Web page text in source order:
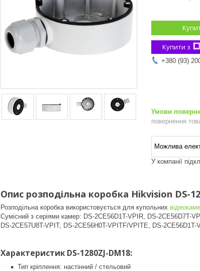
Купити з
+380 (93)
повернення
У компанії
Опис розподільна коробка Hikvision DS-
Розподільна коробка використовується для купольних
Сумісний з серіями камер: DS-2CE56D1T-VPIR, DS-2CE56D7T-
DS-2CE57U8T-VPIT, DS-2CE56H0T-VPITF/VPITE, DS-2CE56D1T-
Характеристик DS-1280ZJ-DM18:
Тип кріплення: настінний / стельовий